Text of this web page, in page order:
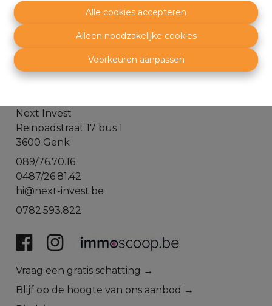
Alle cookies accepteren
Alleen noodzakelijke cookies
Voorkeuren aanpassen
Next Invest
Reinpadstraat 17 bus 1
3600 Genk
089/76.70.16
0487/26.81.42
hi@next-invest.be
0782.593.822
​​​​​​Vraag een gratis schatting →
Blijf op de hoogte van ons aanbod →